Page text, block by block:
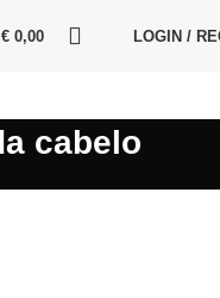
€ 0,00 LOGIN /
cabelo